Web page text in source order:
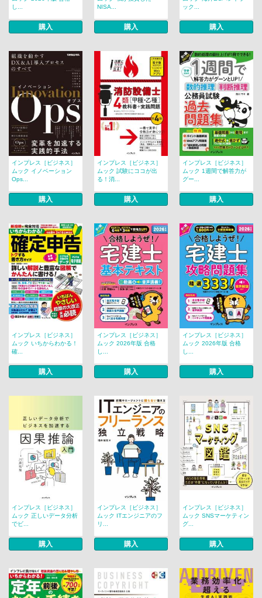
し...
購入
NISA...
購入
ック...
購入
インプレス［ビジネス］
ムック イノベーション
Ops...
購入
インプレス［ビジネス］
ムック 試験にココが出
る！消...
購入
インプレス［ビジネス］
ムック 1週間で解答力が
グー...
購入
インプレス［ビジネス］
ムック いちからわかる！
確...
購入
インプレス［ビジネス］
ムック 2026年版 合格
し...
購入
インプレス［ビジネス］
ムック 2026年版 合格
し...
購入
インプレス［ビジネス］
ムック 正しいデータ分析
でビ...
購入
インプレス［ビジネス］
ムック ITエンジニアのフ
リ...
購入
インプレス［ビジネス］
ムック SNSマーケティン
グ...
購入